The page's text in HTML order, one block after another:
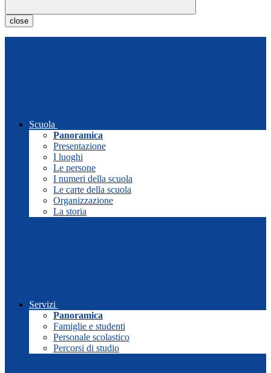
close
Scuola
Panoramica
Presentazione
I luoghi
Le persone
I numeri della scuola
Le carte della scuola
Organizzazione
La storia
Servizi
Panoramica
Famiglie e studenti
Personale scolastico
Percorsi di studio